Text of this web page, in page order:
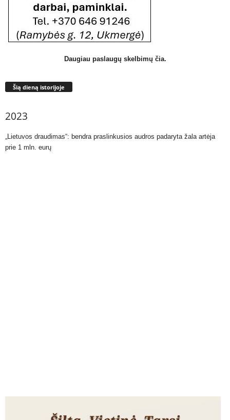
Daugiau paslaugų skelbimų čia.
Šią dieną istorijoje
2023
„Lietuvos draudimas“: bendra praslinkusios audros padaryta žala artėja
prie 1 mln. eurų